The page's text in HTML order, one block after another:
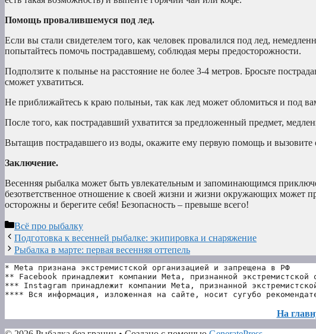
Помощь провалившемуся под лед.
Если вы стали свидетелем того, как человек провалился под лед,
попытайтесь помочь пострадавшему, соблюдая меры предосторожности.
Подползите к полынье на расстояние не более 3-4 метров. Бросьте
сможет ухватиться.
Не приближайтесь к краю полыньи, так как лед может обломиться и под
После того, как пострадавший ухватится за предложенный предмет,
Вытащив пострадавшего из воды, окажите ему первую помощь и
Заключение.
Весенняя рыбалка может быть увлекательным и запоминающимся
безответственное отношение к своей жизни и жизни окружающих может
осторожны и берегите себя! Безопасность – превыше всего!
Рубрики
Всё про рыбалку
Подготовка к весенней рыбалке: экипировка и снаряжение
Рыбалка в марте: первая весенняя оттепель
* Meta признана экстремистской организацией и запрещена в РФ
** Facebook принадлежит компании Meta, признанной экстремистской
*** Instagram принадлежит компании Meta, признанной
**** Вся информация, изложенная на сайте, носит сугубо
На